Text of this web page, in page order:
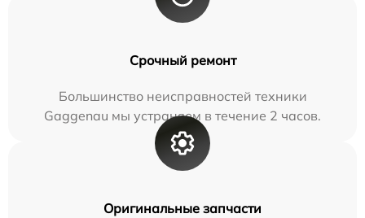
Срочный ремонт
Большинство неисправностей техники
Gaggenau мы устраняем в течение 2 часов.
Оригинальные запчасти